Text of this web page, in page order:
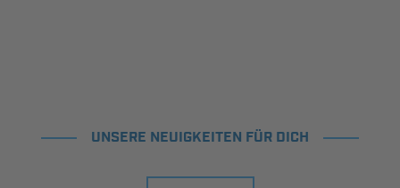
UNSERE NEUIGKEITEN FÜR DICH